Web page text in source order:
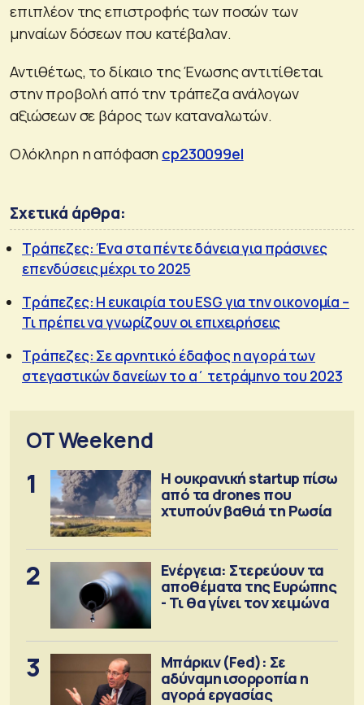
επιπλέον της επιστροφής των ποσών των
μηναίων δόσεων που κατέβαλαν.
Αντιθέτως, το δίκαιο της Ένωσης αντιτίθεται
στην προβολή από την τράπεζα ανάλογων
αξιώσεων σε βάρος των καταναλωτών.
Ολόκληρη η απόφαση cp230099el
Σχετικά άρθρα:
Τράπεζες: Ένα στα πέντε δάνεια για πράσινες
επενδύσεις μέχρι το 2025
Τράπεζες: Η ευκαιρία του ESG για την οικονομία –
Τι πρέπει να γνωρίζουν οι επιχειρήσεις
Τράπεζες: Σε αρνητικό έδαφος η αγορά των
στεγαστικών δανείων το α΄ τετράμηνο του 2023
OT Weekend
1
Η ουκρανική startup πίσω
από τα drones που
χτυπούν βαθιά τη Ρωσία
2
Ενέργεια: Στερεύουν τα
αποθέματα της Ευρώπης
- Τι θα γίνει τον χειμώνα
3
Μπάρκιν (Fed): Σε
αδύναμη ισορροπία η
αγορά εργασίας